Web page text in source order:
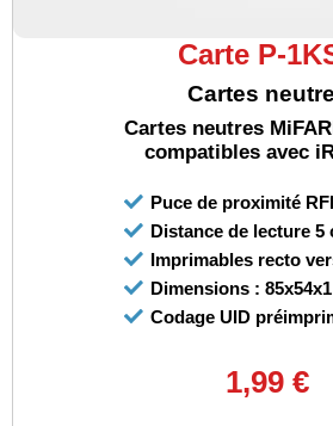
Carte P-
Cartes
Cartes neutres
compatibles avec
Puce de proximité
Distance de lecture 5
Imprimables recto
Dimensions :
Codage UID
1,99 €